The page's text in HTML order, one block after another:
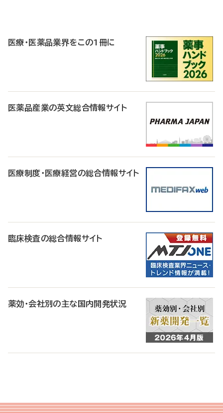
医療・医薬品業界をこの1冊に
医薬品産業の英文総合情報サイト
医療制度・医療経営の総合情報サイト
臨床検査の総合情報サイト
薬効・会社別の主な国内開発状況